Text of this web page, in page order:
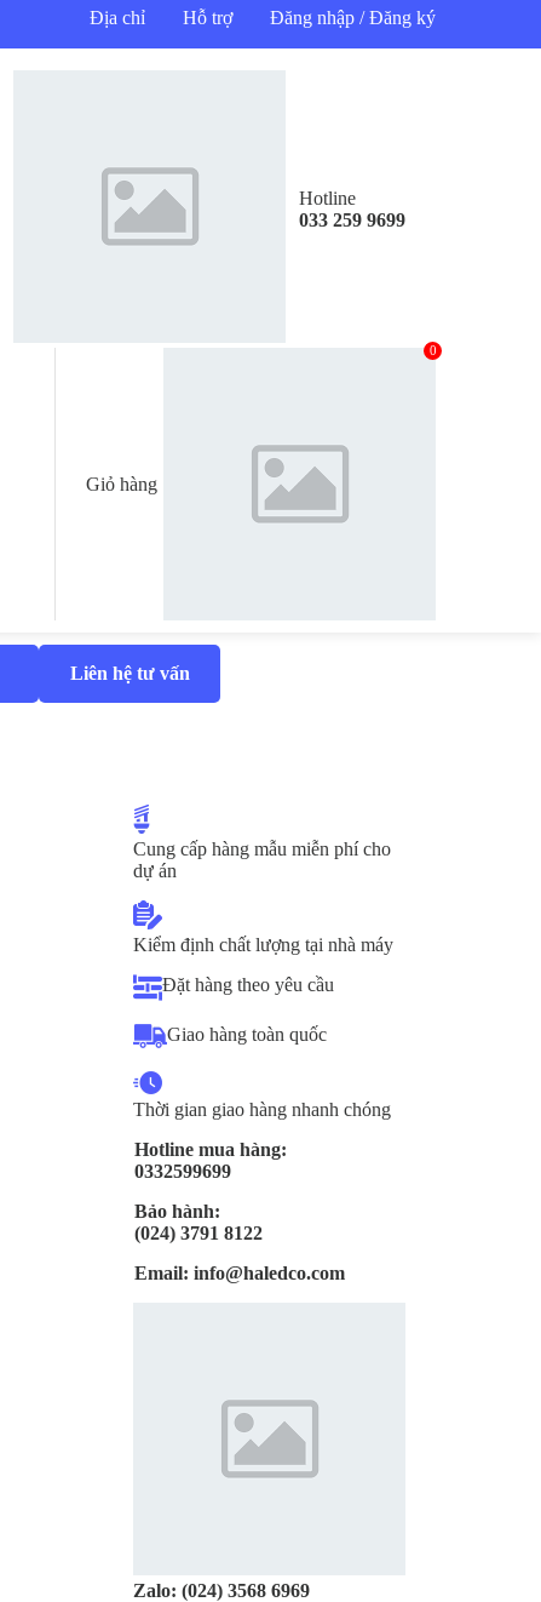
Địa chỉ Hỗ trợ Đăng nhập / Đăng ký
Hotline
033 259 9699
Giỏ hàng
0
Liên hệ tư vấn
Cung cấp hàng mẫu miễn phí cho
dự án
Kiểm định chất lượng tại nhà máy
Đặt hàng theo yêu cầu
Giao hàng toàn quốc
Thời gian giao hàng nhanh chóng
Hotline mua hàng:
0332599699
Bảo hành:
(024) 3791 8122
Email: info@haledco.com
Zalo: (024) 3568 6969